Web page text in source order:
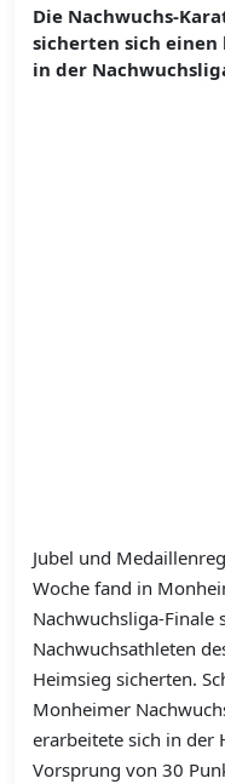
Die Nachwuchs-
sicherten sich einen
in der
Jubel und
Woche fand in
Nachwuchsliga-Finale
Nachwuchsathleten
Heimsieg sicherten.
Monheimer
erarbeitete sich in der
Vorsprung von 30